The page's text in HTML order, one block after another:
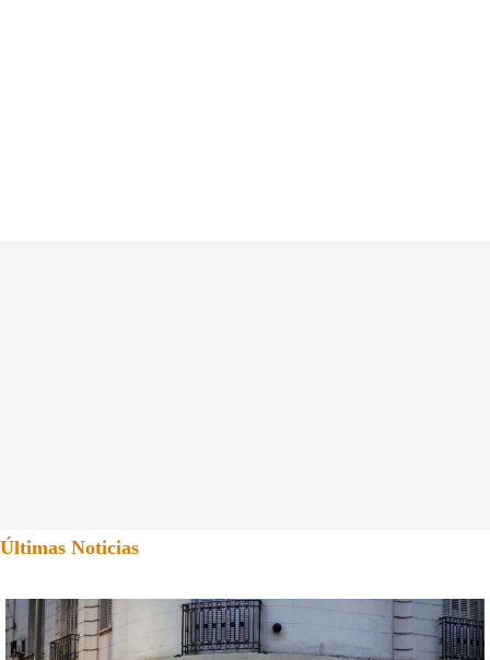
Últimas Noticias